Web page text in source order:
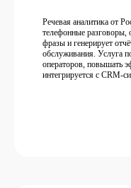
Речевая аналитика от
телефонные разговоры,
фразы и генерирует
обслуживания. Услуга
операторов, повышать
интегрируется с CRM-